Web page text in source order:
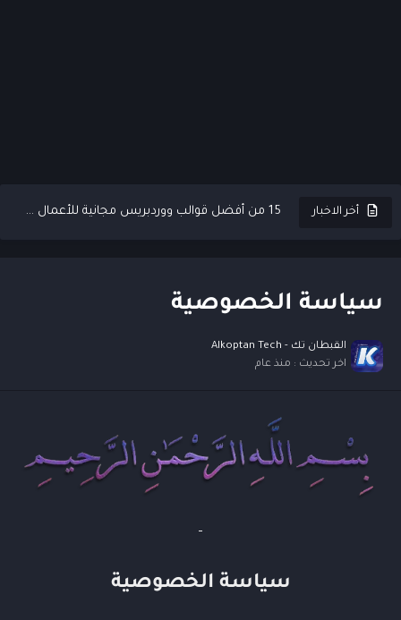
أخر الاخبار 15 من أفضل قوالب ووردبريس مجانية للأعمال 2025 (Free WordPress...
GPT-5 كل ما تريد معرفته عن أقوى نموذج ذكاء اصطناعي
سياسة الخصوصية
القبطان تك - Alkoptan Tech
اخر تحديث : منذ عام
سياسة الخصوصية